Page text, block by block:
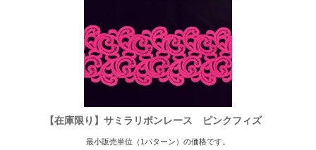
【在庫限り】サミラリボンレース ピンクフィズ
最小販売単位（1パターン）の価格です。